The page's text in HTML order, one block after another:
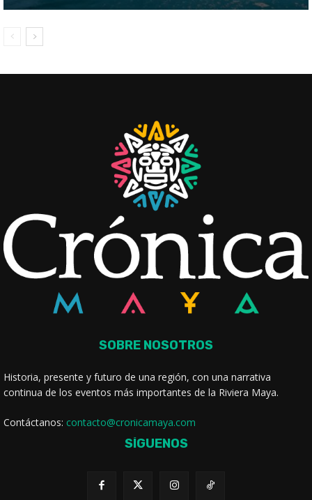
SOBRE NOSOTROS
Historia, presente y futuro de una región, con una narrativa
continua de los eventos más importantes de la Riviera Maya.
Contáctanos: contacto@cronicamaya.com
SÍGUENOS